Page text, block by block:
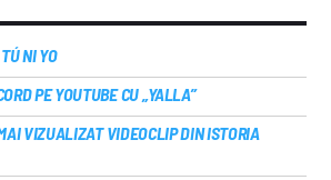
NI YO
PE YOUTUBE CU „YALLA”
VIZUALIZAT VIDEOCLIP DIN ISTORIA